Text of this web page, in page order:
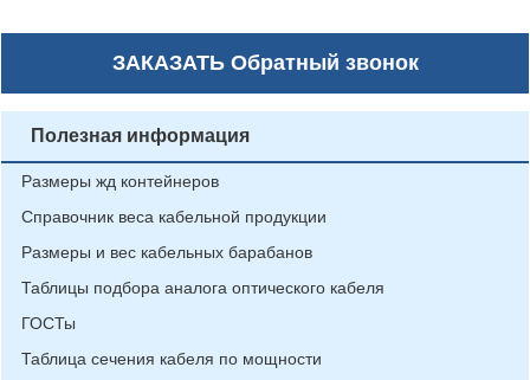
ЗАКАЗАТЬОбратный звонок
Полезная информация
Размеры жд контейнеров
Справочник веса кабельной продукции
Размеры и вес кабельных барабанов
Таблицы подбора аналога оптического кабеля
ГОСТы
Таблица сечения кабеля по мощности